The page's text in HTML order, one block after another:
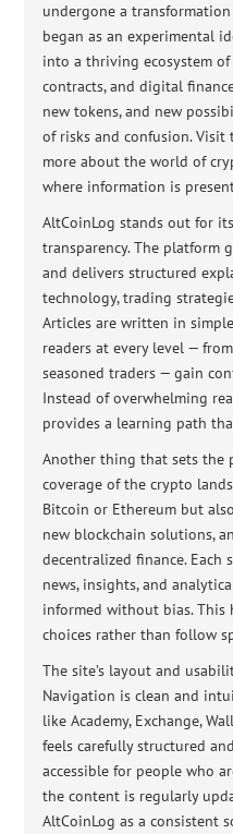
undergone a
began as an experimental
into a thriving ecosystem of
contracts, and digital
new tokens, and new
of risks and confusion.
more about the world of
where information is
AltCoinLog stands out for
transparency. The platform
and delivers structured
technology, trading
Articles are written in
readers at every level —
seasoned traders — gain
Instead of overwhelming
provides a learning path
Another thing that sets the
coverage of the crypto
Bitcoin or Ethereum but
new blockchain solutions,
decentralized finance. Each
news, insights, and
informed without bias. This
choices rather than follow
The site’s layout and
Navigation is clean and
like Academy, Exchange,
feels carefully structured
accessible for people who
the content is regularly
AltCoinLog as a consistent